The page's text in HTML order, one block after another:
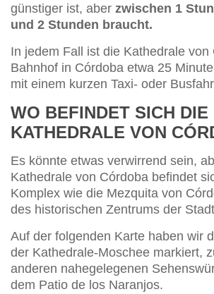
günstiger ist, aber zwischen 1
und 2 Stunden braucht.
In jedem Fall ist die Kathedrale von
Bahnhof in Córdoba etwa 25
mit einem kurzen Taxi- oder
WO BEFINDET SICH DIE
KATHEDRALE VON
Es könnte etwas verwirrend sein,
Kathedrale von Córdoba befindet
Komplex wie die Mezquita von
des historischen Zentrums der
Auf der folgenden Karte haben wir
der Kathedrale-Moschee markiert,
anderen nahegelegenen
dem Patio de los Naranjos.